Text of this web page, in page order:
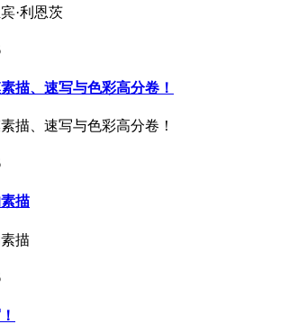
·利恩茨
描、速写与色彩高分卷！
描、速写与色彩高分卷！
描
描